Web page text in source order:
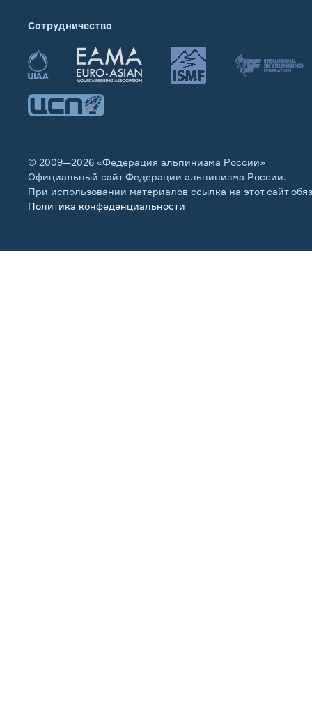
Сотрудничество
© 2009—2026 «Федерация альпинизма России»
Официальный сайт Федерации альпинизма России.
При использовании материалов ссылка на этот сайт
Политика конфеденциальности